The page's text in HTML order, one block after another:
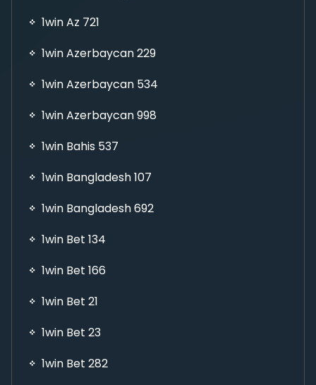
1win Az 721
1win Azerbaycan 229
1win Azerbaycan 534
1win Azerbaycan 998
1win Bahis 537
1win Bangladesh 107
1win Bangladesh 692
1win Bet 134
1win Bet 166
1win Bet 21
1win Bet 23
1win Bet 282